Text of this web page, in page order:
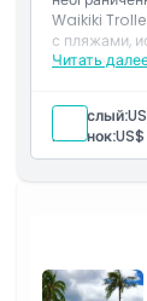
Waikiki
с пляжами,
Читать
течение
Взрослый:
Ребенок: